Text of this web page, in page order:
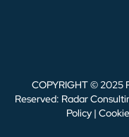
COPYRIGHT © 2025
Reserved: Radar
Policy |